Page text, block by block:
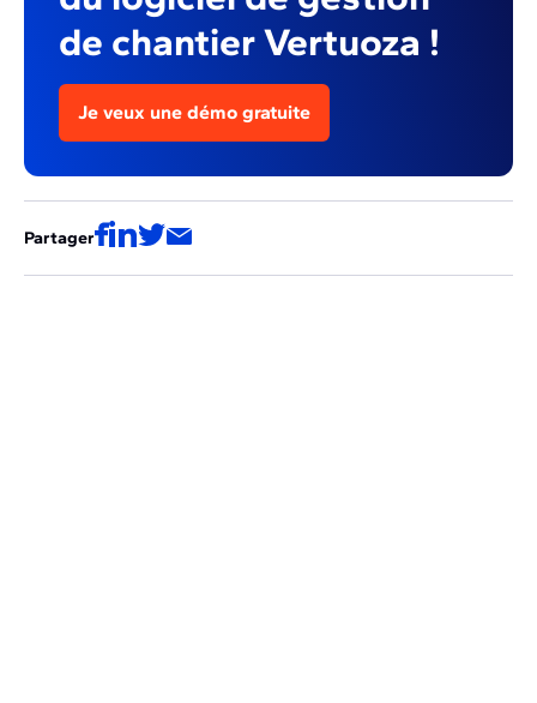
de chantier Vertuoza !
Je veux une démo gratuite
Partager